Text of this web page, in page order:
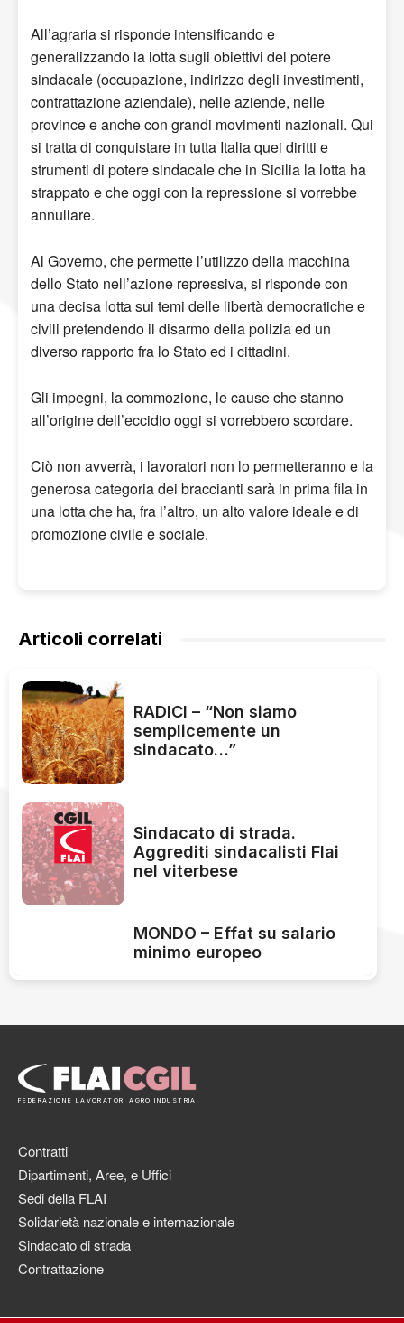
All’agraria si risponde intensificando e
generalizzando la lotta sugli obiettivi del potere
sindacale (occupazione, indirizzo degli investimenti,
contrattazione aziendale), nelle aziende, nelle
province e anche con grandi movimenti nazionali. Qui
si tratta di conquistare in tutta Italia quei diritti e
strumenti di potere sindacale che in Sicilia la lotta ha
strappato e che oggi con la repressione si vorrebbe
annullare.
Al Governo, che permette l’utilizzo della macchina
dello Stato nell’azione repressiva, si risponde con
una decisa lotta sui temi delle libertà democratiche e
civili pretendendo il disarmo della polizia ed un
diverso rapporto fra lo Stato ed i cittadini.
Gli impegni, la commozione, le cause che stanno
all’origine dell’eccidio oggi si vorrebbero scordare.
Ciò non avverrà, i lavoratori non lo permetteranno e la
generosa categoria dei braccianti sarà in prima fila in
una lotta che ha, fra l’altro, un alto valore ideale e di
promozione civile e sociale.
Articoli correlati
RADICI – “Non siamo
semplicemente un
sindacato…”
Sindacato di strada.
Aggrediti sindacalisti Flai
nel viterbese
MONDO – Effat su salario
minimo europeo
FEDERAZIONE LAVORATORI AGRO INDUSTRIA
Contratti
Dipartimenti, Aree, e Uffici
Sedi della FLAI
Solidarietà nazionale e internazionale
Sindacato di strada
Contrattazione